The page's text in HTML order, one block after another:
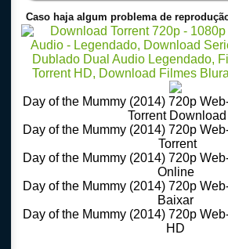
Caso haja algum problema de
Day of the Mummy (2014) 720p
Torrent Download
Day of the Mummy (2014) 720p
Torrent
Day of the Mummy (2014) 720p
Online
Day of the Mummy (2014) 720p
Baixar
Day of the Mummy (2014) 720p
HD